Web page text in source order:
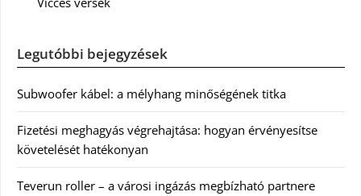
Legutóbbi bejegyzések
Subwoofer kábel: a mélyhang minőségének titka
Fizetési meghagyás végrehajtása: hogyan érvényesítse
követelését hatékonyan
Teverun roller – a városi ingázás megbízható partnere